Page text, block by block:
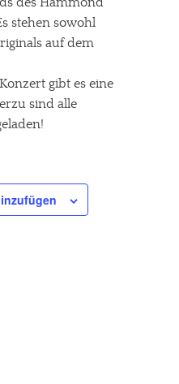
stehen sowohl
auf dem
gibt es eine
sind alle